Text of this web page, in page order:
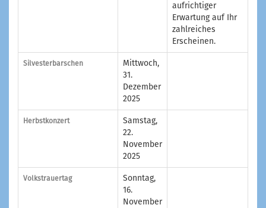
aufrichtiger
Erwartung auf Ihr
zahlreiches
Erscheinen.
Silvesterbarschen
Mittwoch,
31.
Dezember
2025
Herbstkonzert
Samstag,
22.
November
2025
Volkstrauertag
Sonntag,
16.
November